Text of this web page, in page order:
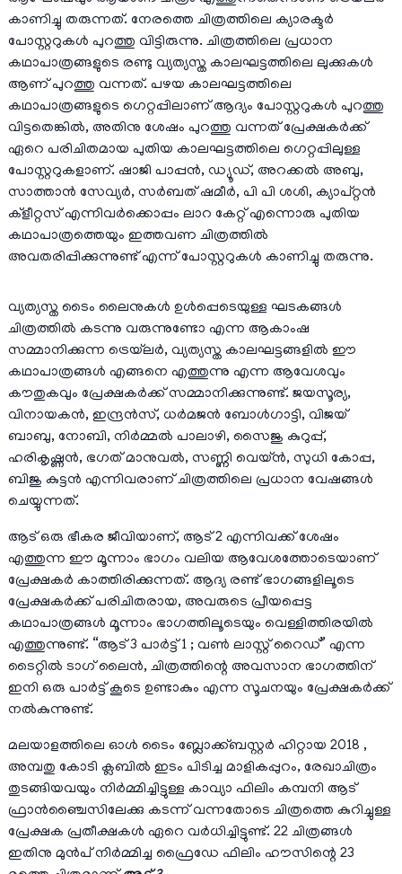
കാണിച്ചു തരുന്നത്. നേരത്തെ ചിത്രത്തിലെ ക്യാരക്ടർ
പോസ്റ്ററുകൾ പുറത്തു വിട്ടിരുന്നു. ചിത്രത്തിലെ പ്രധാന
കഥാപാത്രങ്ങളുടെ രണ്ടു വ്യത്യസ്ത കാലഘട്ടത്തിലെ ലുക്കുകൾ
ആണ് പുറത്തു വന്നത്. പഴയ കാലഘട്ടത്തിലെ
കഥാപാത്രങ്ങളുടെ ഗെറ്റപ്പിലാണ് ആദ്യം പോസ്റ്ററുകൾ പുറത്തു
വിട്ടതെങ്കിൽ, അതിനു ശേഷം പുറത്തു വന്നത് പ്രേക്ഷകർക്ക്
ഏറെ പരിചിതമായ പുതിയ കാലഘട്ടത്തിലെ ഗെറ്റപ്പിലുള്ള
പോസ്റ്ററുകളാണ്. ഷാജി പാപ്പൻ, ഡ്യൂഡ്, അറക്കൽ അബു,
സാത്താൻ സേവ്യർ, സർബത് ഷമീർ, പി പി ശശി, ക്യാപ്റ്റൻ
ക്‌ളീറ്റസ് എന്നിവർക്കൊപ്പം ലാറ കേറ്റ് എന്നൊരു പുതിയ
കഥാപാത്രത്തെയും ഇത്തവണ ചിത്രത്തിൽ
അവതരിപ്പിക്കുന്നുണ്ട് എന്ന് പോസ്റ്ററുകൾ കാണിച്ചു തരുന്നു.
വ്യത്യസ്ത ടൈം ലൈനുകൾ ഉൾപ്പെടെയുള്ള ഘടകങ്ങൾ
ചിത്രത്തിൽ കടന്നു വരുന്നുണ്ടോ എന്ന ആകാംഷ
സമ്മാനിക്കുന്ന ട്രെയ്‌ലർ, വ്യത്യസ്ത കാലഘട്ടങ്ങളിൽ ഈ
കഥാപാത്രങ്ങൾ എങ്ങനെ എത്തുന്നു എന്ന ആവേശവും
കൗതുകവും പ്രേക്ഷകർക്ക് സമ്മാനിക്കുന്നുണ്ട്. ജയസൂര്യ,
വിനായകൻ, ഇന്ദ്രൻസ്, ധർമജൻ ബോൾഗാട്ടി, വിജയ്
ബാബു, നോബി, നിർമ്മൽ പാലാഴി, സൈജു കുറുപ്പ്,
ഹരികൃഷ്ണൻ, ഭഗത് മാനുവൽ, സണ്ണി വെയ്ൻ, സുധി കോപ്പ,
ബിജു കുട്ടൻ എന്നിവരാണ് ചിത്രത്തിലെ പ്രധാന വേഷങ്ങൾ
ചെയ്യുന്നത്.
ആട് ഒരു ഭീകര ജീവിയാണ്, ആട് 2 എന്നിവക്ക് ശേഷം
എത്തുന്ന ഈ മൂന്നാം ഭാഗം വലിയ ആവേശത്തോടെയാണ്
പ്രേക്ഷകർ കാത്തിരിക്കുന്നത്. ആദ്യ രണ്ട് ഭാഗങ്ങളിലൂടെ
പ്രേക്ഷകർക്ക് പരിചിതരായ, അവരുടെ പ്രീയപ്പെട്ട
കഥാപാത്രങ്ങൾ മൂന്നാം ഭാഗത്തിലൂടെയും വെള്ളിത്തിരയിൽ
എത്തുന്നുണ്ട്. “ആട് 3 പാർട്ട് 1 ; വൺ ലാസ്റ്റ് റൈഡ്” എന്ന
ടൈറ്റിൽ ടാഗ് ലൈൻ, ചിത്രത്തിന്റെ അവസാന ഭാഗത്തിന്
ഇനി ഒരു പാർട്ട് കൂടെ ഉണ്ടാകും എന്ന സൂചനയും പ്രേക്ഷകർക്ക്
നൽകുന്നുണ്ട്.
മലയാളത്തിലെ ഓൾ ടൈം ബ്ലോക്ക്ബസ്റ്റർ ഹിറ്റായ 2018 ,
അമ്പതു കോടി ക്ലബിൽ ഇടം പിടിച്ച മാളികപ്പുറം, രേഖാചിത്രം
തുടങ്ങിയവയും നിർമ്മിച്ചിട്ടുള്ള കാവ്യാ ഫിലിം കമ്പനി ആട്
ഫ്രാൻഞ്ചൈസിലേക്കു കടന്ന് വന്നതോടെ ചിത്രത്തെ കുറിച്ചുള്ള
പ്രേക്ഷക പ്രതീക്ഷകൾ ഏറെ വർധിച്ചിട്ടുണ്ട്. 22 ചിത്രങ്ങൾ
ഇതിനു മുൻപ് നിർമ്മിച്ച ഫ്രൈഡേ ഫിലിം ഹൗസിന്റെ 23